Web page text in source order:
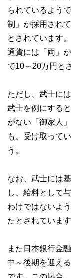
られているよう
制」が採用され
とされています
通貨には「両」
で10～20万円と
ただし、武士に
武士を例にする
がない「御家人
も、受け取って
う。
なお、武士には
し、給料として
わけではないよ
たとされています
また日本銀行金
中～後期を迎え
です。この場合